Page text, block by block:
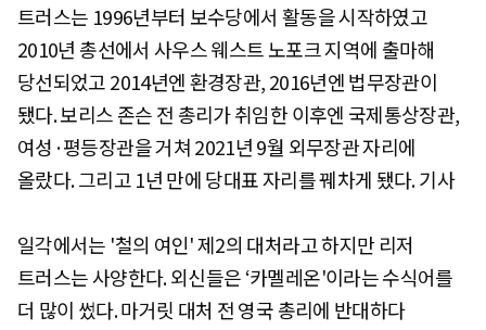
트러스는 1996년부터 보수당에서 활동을 시작하였고
2010년 총선에서 사우스 웨스트 노포크 지역에 출마해
당선되었고 2014년엔 환경장관, 2016년엔 법무장관이
됐다. 보리스 존슨 전 총리가 취임한 이후엔 국제통상장관,
여성·평등장관을 거쳐 2021년 9월 외무장관 자리에
올랐다. 그리고 1년 만에 당대표 자리를 꿰차게 됐다. 기사
일각에서는 '철의 여인' 제2의 대처라고 하지만 리저
트러스는 사양한다. 외신들은 ‘카멜레온'이라는 수식어를
더 많이 썼다. 마거릿 대처 전 영국 총리에 반대하다